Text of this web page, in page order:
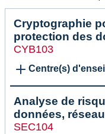
Cryptographie
protection des
CYB103
Centre(s)
Analyse de
données,
SEC104